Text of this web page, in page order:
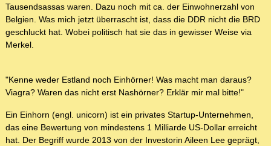
Tausendsassas waren. Dazu noch mit ca. der Einwohnerzahl von
Belgien. Was mich jetzt überrascht ist, dass die DDR nicht die BRD
geschluckt hat. Wobei politisch hat sie das in gewisser Weise via
Merkel.
"Kenne weder Estland noch Einhörner! Was macht man daraus?
Viagra? Waren das nicht erst Nashörner? Erklär mir mal bitte!"
Ein Einhorn (engl. unicorn) ist ein privates Startup-Unternehmen,
das eine Bewertung von mindestens 1 Milliarde US-Dollar erreicht
hat. Der Begriff wurde 2013 von der Investorin Aileen Lee geprägt,